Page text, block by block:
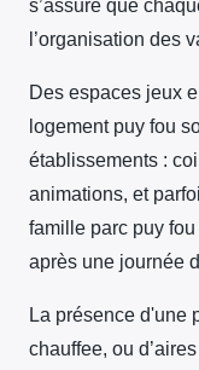
s’assure que
l’organisation des
Des espaces jeux
logement puy fou
établissements :
animations, et
famille parc puy
après une journée
La présence d'une
chauffee, ou